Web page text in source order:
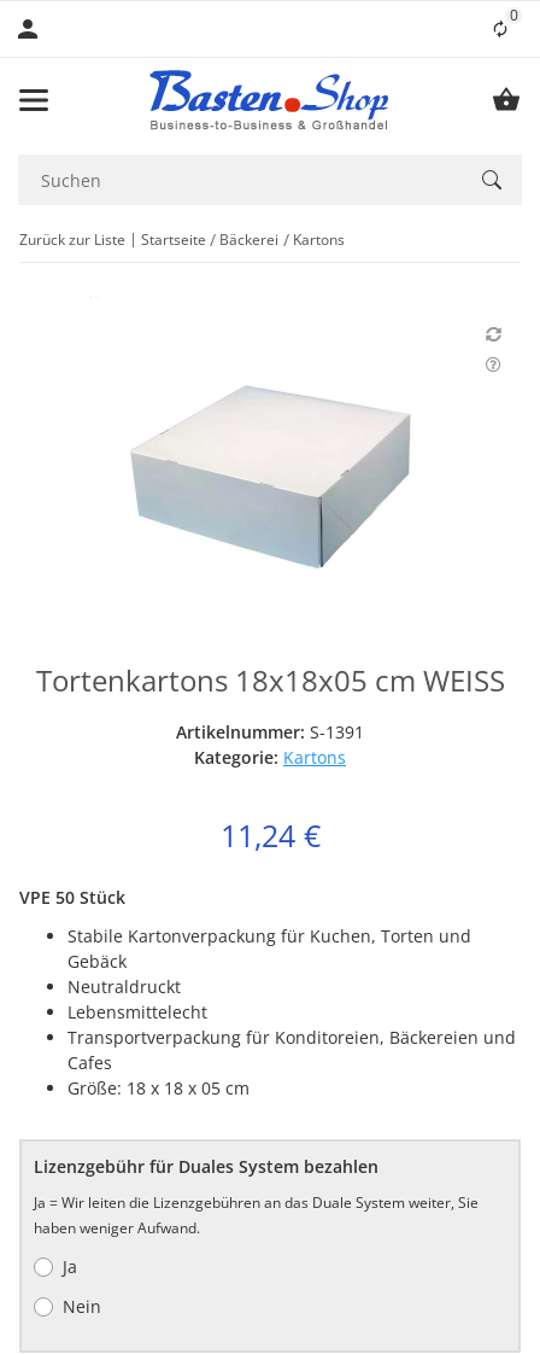
0
Zurück zur Liste Startseite Bäckerei Kartons
Tortenkartons 18x18x05 cm WEISS
Artikelnummer: S-1391
Kategorie: Kartons
11,24 €
VPE 50 Stück
Stabile Kartonverpackung für Kuchen, Torten und
Gebäck
Neutraldruckt
Lebensmittelecht
Transportverpackung für Konditoreien, Bäckereien und
Cafes
Größe: 18 x 18 x 05 cm
Lizenzgebühr für Duales System bezahlen
Ja = Wir leiten die Lizenzgebühren an das Duale System weiter, Sie
haben weniger Aufwand.
Ja
Nein